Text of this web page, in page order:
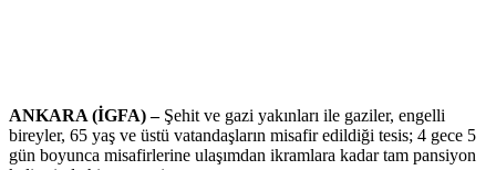
ANKARA (İGFA) – Şehit ve gazi yakınları ile gaziler, engelli
bireyler, 65 yaş ve üstü vatandaşların misafir edildiği tesis; 4 gece 5
gün boyunca misafirlerine ulaşımdan ikramlara kadar tam pansiyon